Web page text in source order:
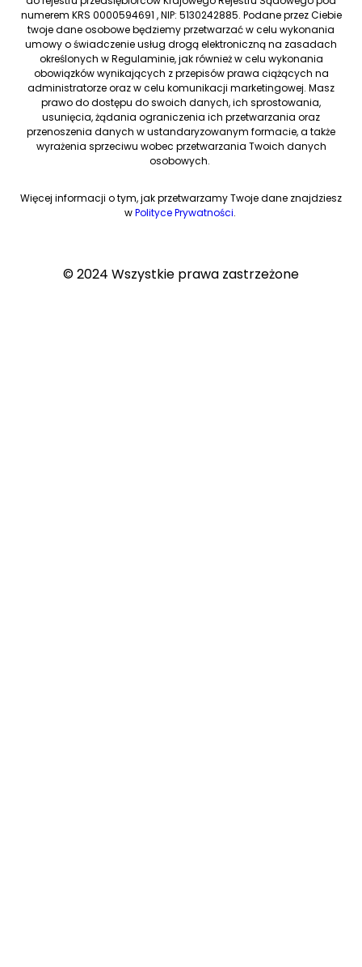
numerem KRS 0000594691 , NIP: 5130242885. Podane przez Ciebie
twoje dane osobowe będziemy przetwarzać w celu wykonania
umowy o świadczenie usług drogą elektroniczną na zasadach
określonych w Regulaminie, jak również w celu wykonania
obowiązków wynikających z przepisów prawa ciążących na
administratorze oraz w celu komunikacji marketingowej. Masz
prawo do dostępu do swoich danych, ich sprostowania,
usunięcia, żądania ograniczenia ich przetwarzania oraz
przenoszenia danych w ustandaryzowanym formacie, a także
wyrażenia sprzeciwu wobec przetwarzania Twoich danych
osobowych.
Więcej informacji o tym, jak przetwarzamy Twoje dane znajdziesz
wPolityce Prywatności.
© 2024 Wszystkie prawa zastrzeżone